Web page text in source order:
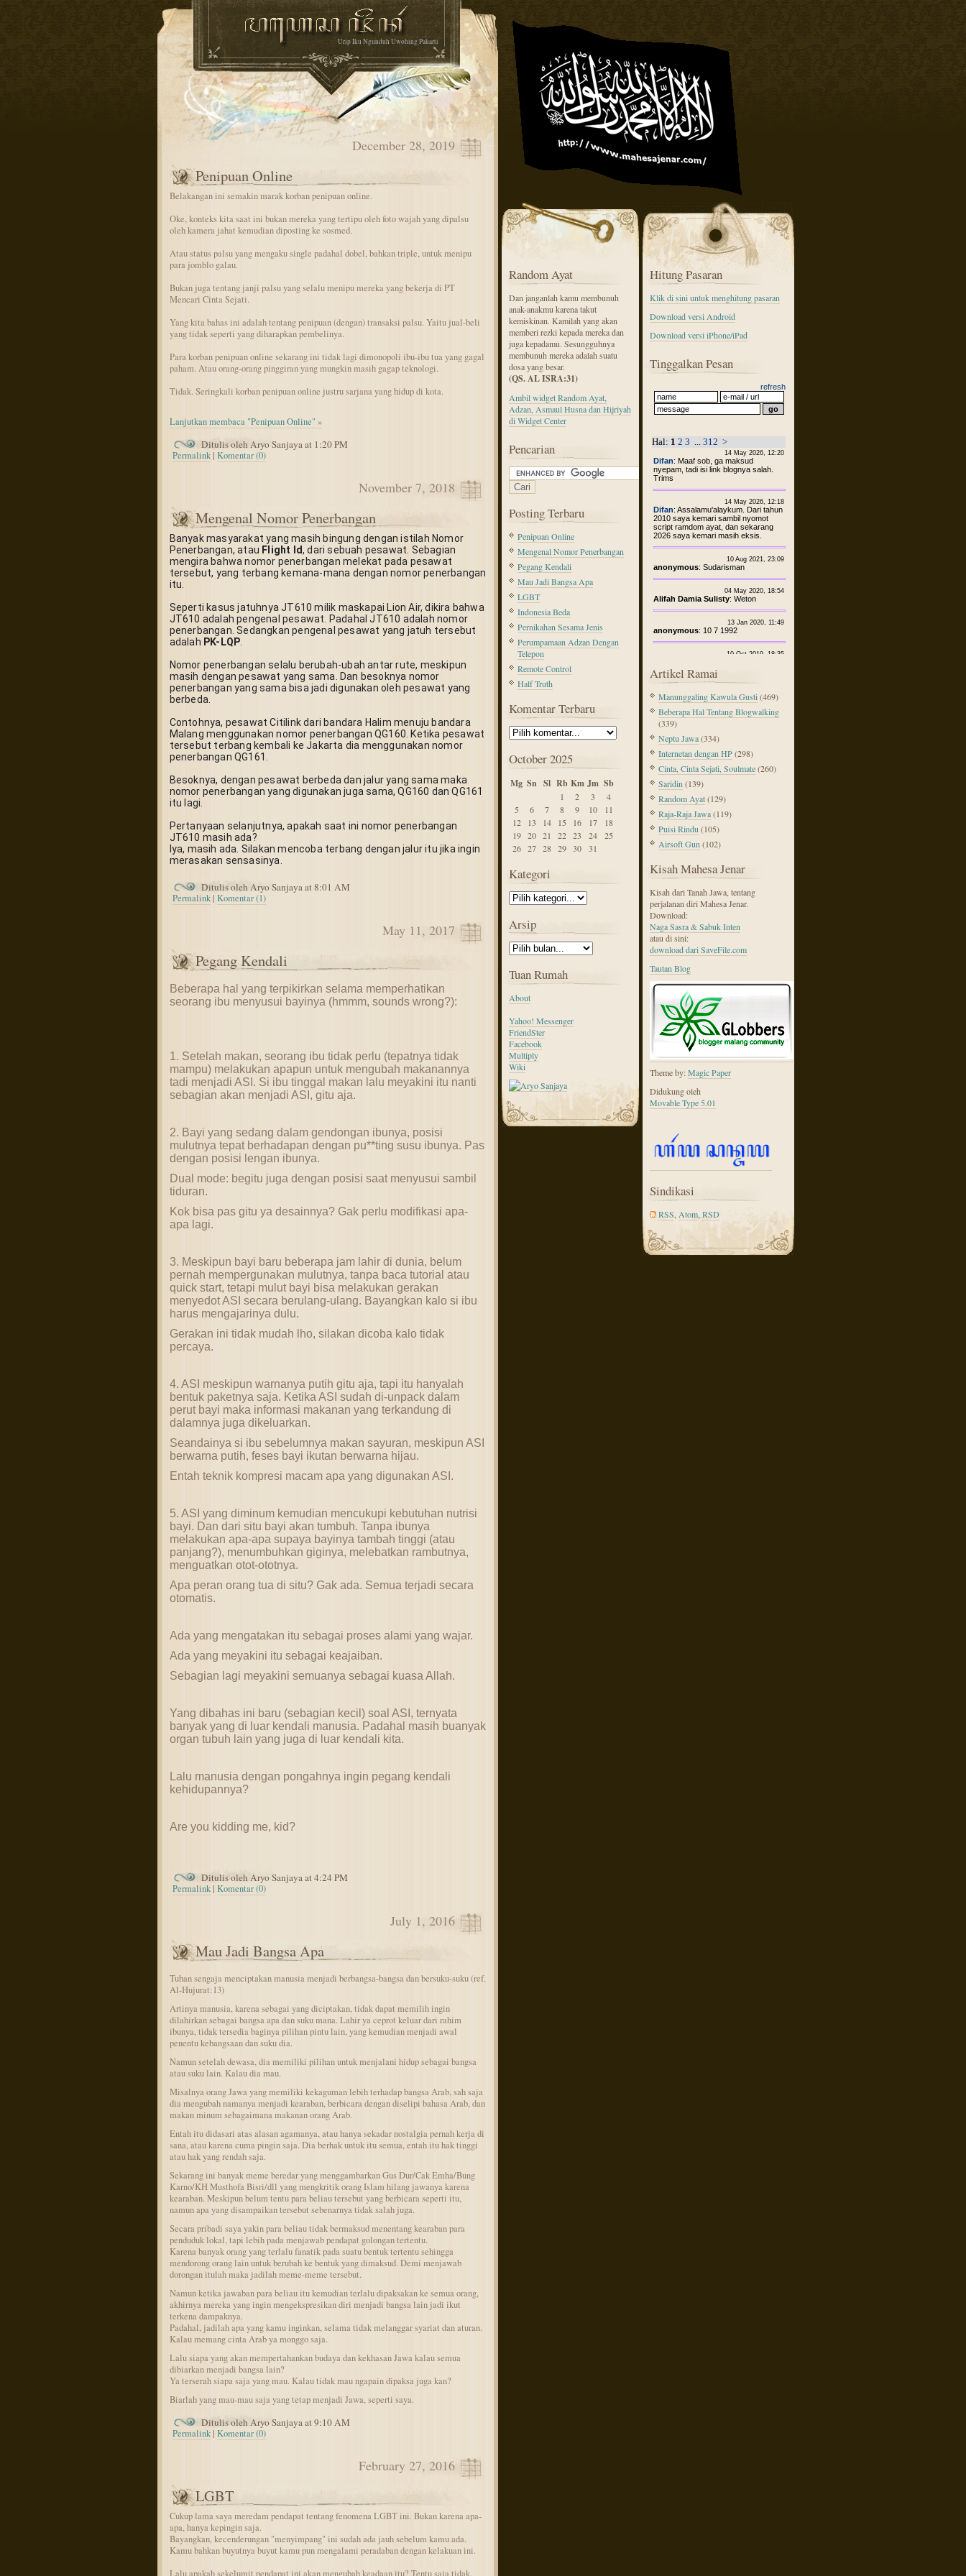
Urip Iku Ngunduh Uwohing Pakarti
December 28, 2019
Penipuan Online
Belakangan ini semakin marak korban penipuan online.
Oke, konteks kita saat ini bukan mereka yang tertipu oleh foto wajah yang dipalsu
oleh kamera jahat kemudian diposting ke sosmed.
Atau status palsu yang mengaku single padahal dobel, bahkan triple, untuk menipu
para jomblo galau.
Bukan juga tentang janji palsu yang selalu menipu mereka yang bekerja di PT
Mencari Cinta Sejati.
Yang kita bahas ini adalah tentang penipuan (dengan) transaksi palsu. Yaitu jual-beli
yang tidak seperti yang diharapkan pembelinya.
Para korban penipuan online sekarang ini tidak lagi dimonopoli ibu-ibu tua yang gagal
paham. Atau orang-orang pinggiran yang mungkin masih gagap teknologi.
Tidak. Seringkali korban penipuan online justru sarjana yang hidup di kota.
Lanjutkan membaca "Penipuan Online" »
Ditulis oleh Aryo Sanjaya at 1:20 PM
Permalink |Komentar (0)
November 7, 2018
Mengenal Nomor Penerbangan
Banyak masyarakat yang masih bingung dengan istilah Nomor
Penerbangan, atau Flight Id, dari sebuah pesawat. Sebagian
mengira bahwa nomor penerbangan melekat pada pesawat
tersebut, yang terbang kemana-mana dengan nomor penerbangan
itu.
Seperti kasus jatuhnya JT610 milik maskapai Lion Air, dikira bahwa
JT610 adalah pengenal pesawat. Padahal JT610 adalah nomor
penerbangan. Sedangkan pengenal pesawat yang jatuh tersebut
adalah PK-LQP
Nomor penerbangan selalu berubah-ubah antar rute, meskipun
masih dengan pesawat yang sama. Dan besoknya nomor
penerbangan yang sama bisa jadi digunakan oleh pesawat yang
berbeda.
Contohnya, pesawat Citilink dari bandara Halim menuju bandara
Malang menggunakan nomor penerbangan QG160. Ketika pesawat
tersebut terbang kembali ke Jakarta dia menggunakan nomor
penerbangan QG161.
Besoknya, dengan pesawat berbeda dan jalur yang sama maka
nomor penerbangan yang digunakan juga sama, QG160 dan QG161
itu lagi.
Pertanyaan selanjutnya, apakah saat ini nomor penerbangan
JT610 masih ada?
Iya, masih ada. Silakan mencoba terbang dengan jalur itu jika ingin
merasakan sensasinya.
Ditulis oleh Aryo Sanjaya at 8:01 AM
Permalink |Komentar (1)
May 11, 2017
Pegang Kendali
Beberapa hal yang terpikirkan selama memperhatikan
seorang ibu menyusui bayinya (hmmm, sounds wrong?):
1. Setelah makan, seorang ibu tidak perlu (tepatnya tidak
mampu) melakukan apapun untuk mengubah makanannya
tadi menjadi ASI. Si ibu tinggal makan lalu meyakini itu nanti
sebagian akan menjadi ASI, gitu aja.
2. Bayi yang sedang dalam gendongan ibunya, posisi
mulutnya tepat berhadapan dengan pu**ting susu ibunya. Pas
dengan posisi lengan ibunya.
Dual mode: begitu juga dengan posisi saat menyusui sambil
tiduran.
Kok bisa pas gitu ya desainnya? Gak perlu modifikasi apa-
apa lagi.
3. Meskipun bayi baru beberapa jam lahir di dunia, belum
pernah mempergunakan mulutnya, tanpa baca tutorial atau
quick start, tetapi mulut bayi bisa melakukan gerakan
menyedot ASI secara berulang-ulang. Bayangkan kalo si ibu
harus mengajarinya dulu.
Gerakan ini tidak mudah lho, silakan dicoba kalo tidak
percaya.
4. ASI meskipun warnanya putih gitu aja, tapi itu hanyalah
bentuk paketnya saja. Ketika ASI sudah di-unpack dalam
perut bayi maka informasi makanan yang terkandung di
dalamnya juga dikeluarkan.
Seandainya si ibu sebelumnya makan sayuran, meskipun ASI
berwarna putih, feses bayi ikutan berwarna hijau.
Entah teknik kompresi macam apa yang digunakan ASI.
5. ASI yang diminum kemudian mencukupi kebutuhan nutrisi
bayi. Dan dari situ bayi akan tumbuh. Tanpa ibunya
melakukan apa-apa supaya bayinya tambah tinggi (atau
panjang?), menumbuhkan giginya, melebatkan rambutnya,
menguatkan otot-ototnya.
Apa peran orang tua di situ? Gak ada. Semua terjadi secara
otomatis.
Ada yang mengatakan itu sebagai proses alami yang wajar.
Ada yang meyakini itu sebagai keajaiban.
Sebagian lagi meyakini semuanya sebagai kuasa Allah.
Yang dibahas ini baru (sebagian kecil) soal ASI, ternyata
banyak yang di luar kendali manusia. Padahal masih buanyak
organ tubuh lain yang juga di luar kendali kita.
Lalu manusia dengan pongahnya ingin pegang kendali
kehidupannya?
Are you kidding me, kid?
Ditulis oleh Aryo Sanjaya at 4:24 PM
Permalink |Komentar (0)
July 1, 2016
Mau Jadi Bangsa Apa
Tuhan sengaja menciptakan manusia menjadi berbangsa-bangsa dan bersuku-suku (ref.
Al-Hujurat:13)
Artinya manusia, karena sebagai yang diciptakan, tidak dapat memilih ingin
dilahirkan sebagai bangsa apa dan suku mana. Lahir ya ceprot keluar dari rahim
ibunya, tidak tersedia baginya pilihan pintu lain, yang kemudian menjadi awal
penentu kebangsaan dan suku dia.
Namun setelah dewasa, dia memiliki pilihan untuk menjalani hidup sebagai bangsa
atau suku lain. Kalau dia mau.
Misalnya orang Jawa yang memiliki kekaguman lebih terhadap bangsa Arab, sah saja
dia mengubah namanya menjadi kearaban, berbicara dengan diselipi bahasa Arab, dan
makan minum sebagaimana makanan orang Arab.
Entah itu didasari atas alasan agamanya, atau hanya sekadar nostalgia pernah kerja di
sana, atau karena cuma pingin saja. Dia berhak untuk itu semua, entah itu hak tinggi
atau hak yang rendah saja.
Sekarang ini banyak meme beredar yang menggambarkan Gus Dur/Cak Emha/Bung
Karno/KH Musthofa Bisri/dll yang mengkritik orang Islam hilang jawanya karena
kearaban. Meskipun belum tentu para beliau tersebut yang berbicara seperti itu,
namun apa yang disampaikan tersebut sebenarnya tidak salah juga.
Secara pribadi saya yakin para beliau tidak bermaksud menentang kearaban para
penduduk lokal, tapi lebih pada menjawab pendapat golongan tertentu.
Karena banyak orang yang terlalu fanatik pada suatu bentuk tertentu sehingga
mendorong orang lain untuk berubah ke bentuk yang dimaksud. Demi menjawab
dorongan itulah maka jadilah meme-meme tersebut.
Namun ketika jawaban para beliau itu kemudian terlalu dipaksakan ke semua orang,
akhirnya mereka yang ingin mengekspresikan diri menjadi bangsa lain jadi ikut
terkena dampaknya.
Padahal, jadilah apa yang kamu inginkan, selama tidak melanggar syariat dan aturan.
Kalau memang cinta Arab ya monggo saja.
Lalu siapa yang akan mempertahankan budaya dan kekhasan Jawa kalau semua
dibiarkan menjadi bangsa lain?
Ya terserah siapa saja yang mau. Kalau tidak mau ngapain dipaksa juga kan?
Biarlah yang mau-mau saja yang tetap menjadi Jawa, seperti saya.
Ditulis oleh Aryo Sanjaya at 9:10 AM
Permalink |Komentar (0)
February 27, 2016
LGBT
Cukup lama saya meredam pendapat tentang fenomena LGBT ini. Bukan karena apa-
apa, hanya kepingin saja.
Bayangkan, kecenderungan "menyimpang" ini sudah ada jauh sebelum kamu ada.
Kamu bahkan buyutnya buyut kamu pun mengalami peradaban dengan kelakuan ini.
Lalu apakah sekelumit pendapat ini akan mengubah keadaan itu? Tentu saja tidak.
Random Ayat
Dan janganlah kamu membunuh
anak-anakmu karena takut
kemiskinan. Kamilah yang akan
memberi rezki kepada mereka dan
juga kepadamu. Sesungguhnya
membunuh mereka adalah suatu
dosa yang besar.
(QS. AL ISRA:31)
Ambil widget Random Ayat,
Adzan, Asmaul Husna dan Hijriyah
di Widget Center
Pencarian
Posting Terbaru
Penipuan Online
Mengenal Nomor Penerbangan
Pegang Kendali
Mau Jadi Bangsa Apa
LGBT
Indonesia Beda
Pernikahan Sesama Jenis
Perumpamaan Adzan Dengan
Telepon
Remote Control
Half Truth
Komentar Terbaru
October 2025
Mg Sn Sl Rb Km Jm Sb
1 2 3
4
5
6 7 8 9 10
11
12
13 14 15 16 17
18
19 20 21 22 23 24
25
26 27 28 29 30 31
Kategori
Arsip
Tuan Rumah
About
Yahoo! Messenger
FriendSter
Facebook
Multiply
Wiki
Hitung Pasaran
Klik di sini untuk menghitung pasaran
Download versi Android
Download versi iPhone/iPad
Tinggalkan Pesan
Artikel Ramai
Manunggaling Kawula Gusti(469)
Beberapa Hal Tentang Blogwalking
(339)
Neptu Jawa(334)
Internetan dengan HP(298)
Cinta, Cinta Sejati, Soulmate(260)
Saridin (139)
Random Ayat(129)
Raja-Raja Jawa(119)
Puisi Rindu (105)
Airsoft Gun (102)
Kisah Mahesa Jenar
Kisah dari Tanah Jawa, tentang
perjalanan diri Mahesa Jenar.
Download:
Naga Sasra & Sabuk Inten
atau di sini:
download dari SaveFile.com
Tautan Blog
Theme by:Magic Paper
Didukung oleh
Movable Type 5.01
Sindikasi
RSS Atom, RSD